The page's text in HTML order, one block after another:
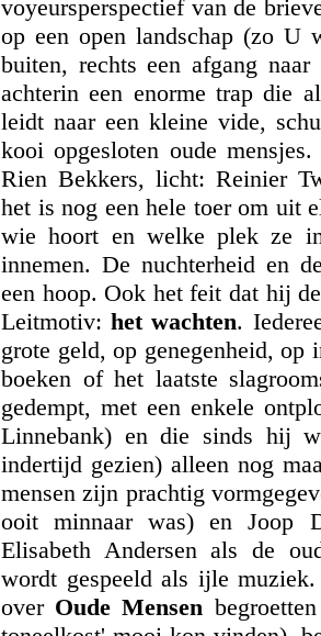
voyeursperspectief van de
op een open landschap (zo U
buiten, rechts een afgang
achterin een enorme trap die
leidt naar een kleine vide,
kooi opgesloten oude
Rien Bekkers, licht: Reinier
het is nog een hele toer om uit
wie hoort en welke plek ze
innemen. De nuchterheid en
een hoop. Ook het feit dat hij
Leitmotiv:het wachten.
grote geld, op genegenheid, op
boeken of het laatste
gedempt, met een enkele
Linnebank) en die sinds hij
indertijd gezien) alleen nog
mensen zijn prachtig
ooit minnaar was) en Joop
Elisabeth Andersen als de
wordt gespeeld als ijle
over Oude Mensen